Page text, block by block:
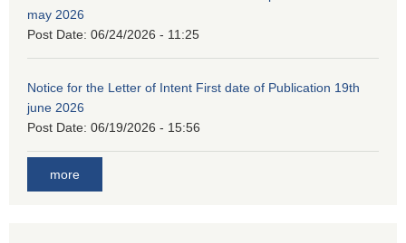
may 2026
Post Date: 06/24/2026 - 11:25
Notice for the Letter of Intent First date of Publication 19th
june 2026
Post Date: 06/19/2026 - 15:56
more